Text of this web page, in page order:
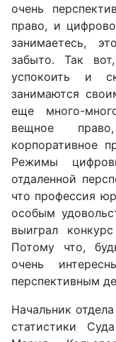
очень
право, и
занимаетесь,
забыто. Так
успокоить и
занимаются
еще много-
вещное право,
корпоративное
Режимы
отдаленной
что профессия
особым
выиграл
Потому что,
очень
перспективным
Начальник
статистики